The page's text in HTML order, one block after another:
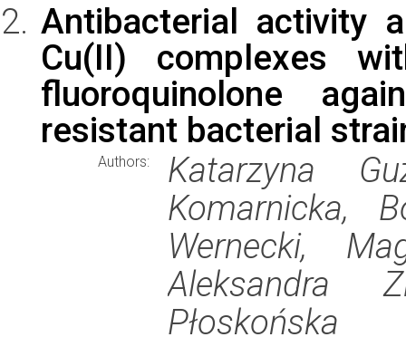
Antibacterial activity
Cu(II) complexes
fluoroquinolone
resistant bacterial
Authors:
Katarzyna
Komarnicka,
Wernecki,
Aleksandra
Płoskońska